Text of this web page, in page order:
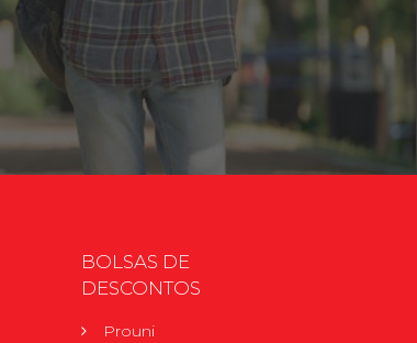
BOLSAS DE
DESCONTOS
Prouni